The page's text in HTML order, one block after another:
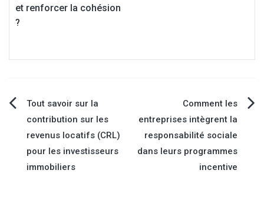
et renforcer la cohésion
?
Navigation
de
l’article
Tout savoir sur la
contribution sur les
revenus locatifs (CRL)
pour les investisseurs
immobiliers
Comment les
entreprises intègrent la
responsabilité sociale
dans leurs programmes
incentive